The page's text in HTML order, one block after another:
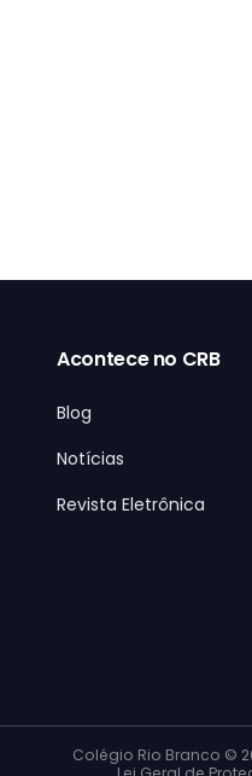
Acontece no CRB
Blog
Notícias
Revista Eletrônica
Colégio Rio Branco ©